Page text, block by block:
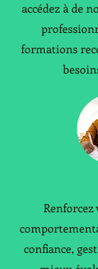
accédez à de
formations
Renforcez
confiance,